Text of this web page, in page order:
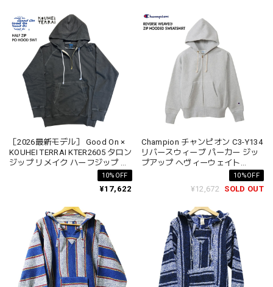
［2026最新モデル］ Good On ×
KOUHEI TERRAI KTER2605 タロン
ジップ リメイク ハーフジップ プ
ルオーバー フード スウェット 日
10%OFF
¥17,622
Champion チャンピオン C3-Y134
リバースウィーブ パーカー ジッ
プアップ ヘヴィーウェイト
10%OFF
¥12,672 SOLD OUT